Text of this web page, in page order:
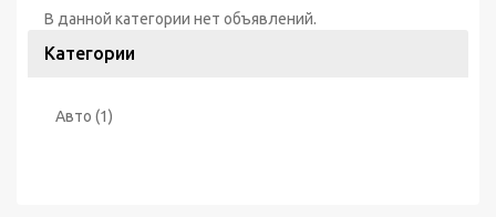
В данной категории нет объявлений.
Категории
Авто (1)